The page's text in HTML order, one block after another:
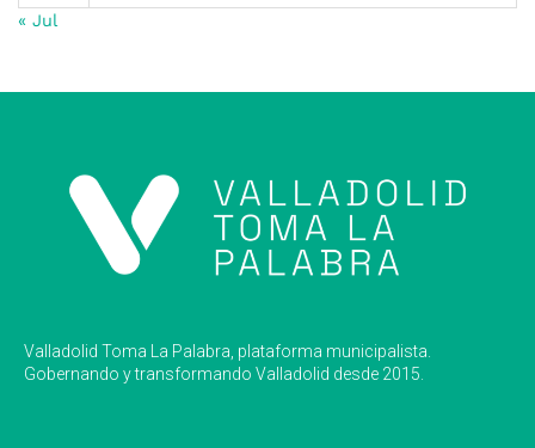
« Jul
Valladolid Toma La Palabra, plataforma municipalista.
Gobernando y transformando Valladolid desde 2015.